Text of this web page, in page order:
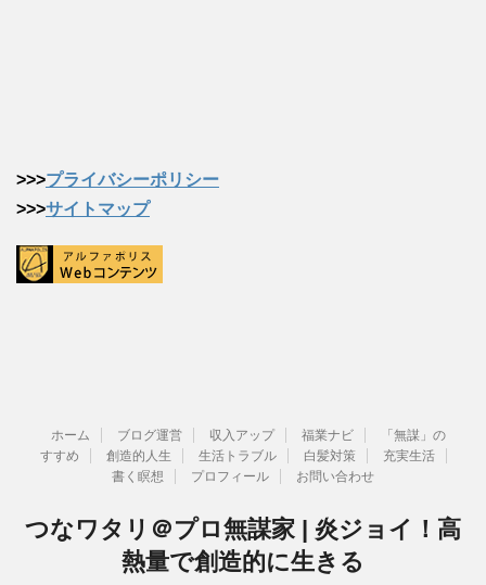
>>>プライバシーポリシー
>>>サイトマップ
ホーム ブログ運営 収入アップ 福業ナビ
「無謀」の
すすめ
創造的人生 生活トラブル 白髪対策
充実生活
書く瞑想
プロフィール お問い合わせ
つなワタリ＠プロ無謀家 | 炎ジョイ！高
熱量で創造的に生きる